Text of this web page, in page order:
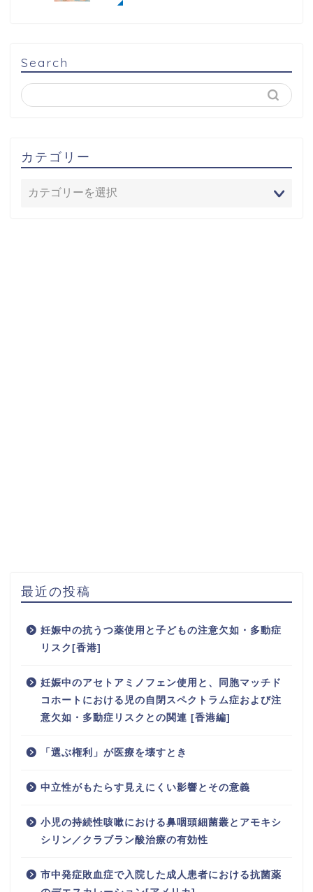
Search
カテゴリー
最近の投稿
妊娠中の抗うつ薬使用と子どもの注意欠如・多動症
リスク[香港]
妊娠中のアセトアミノフェン使用と、同胞マッチド
コホートにおける児の自閉スペクトラム症および注
意欠如・多動症リスクとの関連 [香港編]
「選ぶ権利」が医療を壊すとき
中立性がもたらす見えにくい影響とその意義
小児の持続性咳嗽における鼻咽頭細菌叢とアモキシ
シリン／クラブラン酸治療の有効性
市中発症敗血症で入院した成人患者における抗菌薬